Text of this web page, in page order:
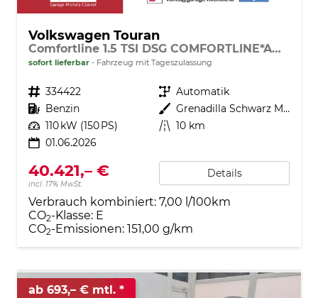
Volkswagen Touran
Comfortline 1.5 TSI DSG COMFORTLINE*AHK*NAVI*ACC*PDC*LED*SHZ*KAMERA*7-SITZER*17-ZOLL
sofort lieferbar Fahrzeug mit Tageszulassung
Fahrzeugnr. 334422 Getriebe Automatik
Kraftstoff Benzin Außenfarbe
Grenadilla Schwarz Metallic
Leistung 110 kW (150 PS) Kilometerstand 10 km
01.06.2026
40.421,– €
incl. 17% MwSt.
Details
Verbrauch kombiniert: 7,00 l/100km
CO2-Klasse: E
CO2-Emissionen: 151,00 g/km
ab 693,– € mtl.